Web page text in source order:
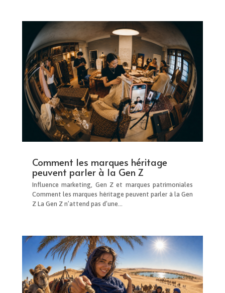
Comment les marques héritage
peuvent parler à la Gen Z
Influence marketing, Gen Z et marques patrimoniales
Comment les marques héritage peuvent parler à la Gen
Z La Gen Z n’attend pas d’une...